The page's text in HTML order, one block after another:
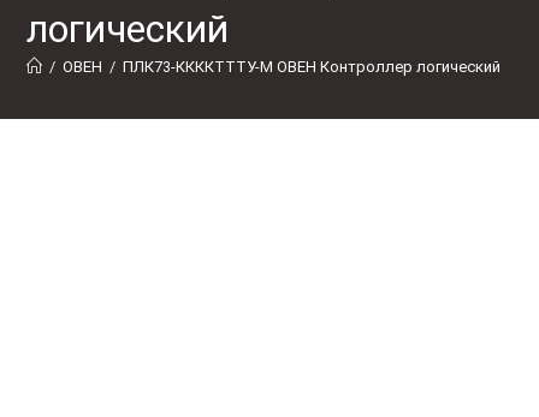
логический
/ ОВЕН / ПЛК73-ККККТТТУ-М ОВЕН Контроллер логический